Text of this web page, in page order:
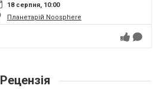
18 серпня, 10:00
Планетарій Noosphere
Рецензія